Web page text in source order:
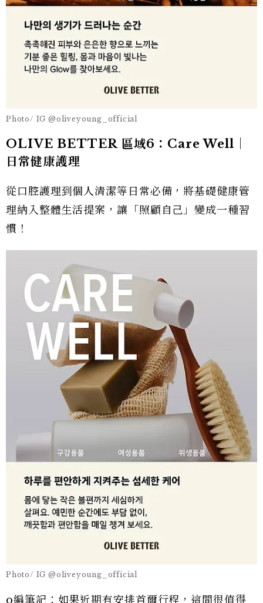
Photo/ IG @oliveyoung_official
OLIVE BETTER 區域6：Care Well｜
日常健康護理
從口腔護理到個人清潔等日常必備，將基礎健康管
理納入整體生活提案，讓「照顧自己」變成一種習
慣！
Photo/ IG @oliveyoung_official
o編筆記：如果近期有安排首爾行程，這間很值得